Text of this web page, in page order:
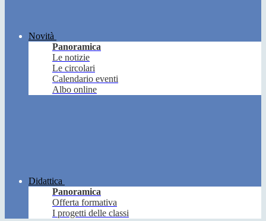
Novità
Panoramica
Le notizie
Le circolari
Calendario eventi
Albo online
Didattica
Panoramica
Offerta formativa
I progetti delle classi